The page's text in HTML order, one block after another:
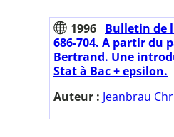
1996 Bulletin de
686-704. A partir du
Bertrand. Une
Stat à Bac + epsilon.
Auteur : Jeanbrau